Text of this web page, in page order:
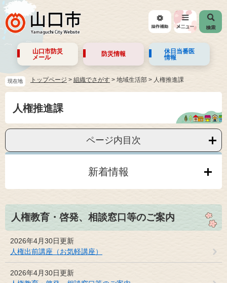
山口市防災
メール
防災情報
休日当番医
情報
現在地 トップページ > 組織でさがす > 地域生活部 > 人権推進課
人権推進課
ページ内目次
新着情報
人権教育・啓発、相談窓口等のご案内
2026年4月30日更新
人権出前講座（お気軽講座）
2026年4月30日更新